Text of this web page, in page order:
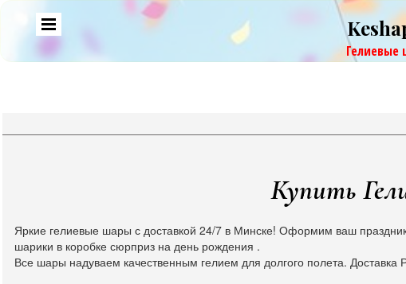
Купить
Яркие гелиевые шары с доставкой 24/7 в Минске! Оформим ваш
шарики в коробке сюрприз на день рождения .
Все шары надуваем качественным гелием для долгого полета.